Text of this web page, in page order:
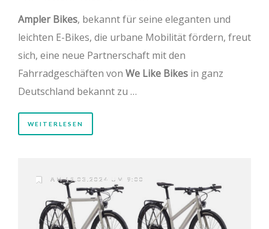
Ampler Bikes, bekannt für seine eleganten und
leichten E-Bikes, die urbane Mobilität fördern, freut
sich, eine neue Partnerschaft mit den
Fahrradgeschäften von We Like Bikes in ganz
Deutschland bekannt zu …
WEITERLESEN
AM 15.03.2024 UM 9:00